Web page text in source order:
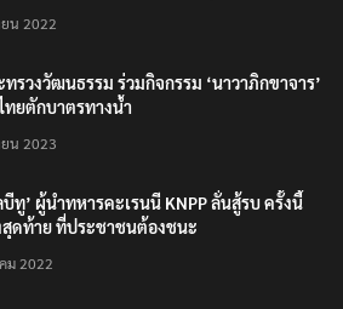
น 2022
รวงวัฒนธรรม ร่วมกิจกรรม ‘นาวาภิกขาจาร’
ทยตักบาตรทางน้ำ
น 2023
ทู’ ผู้นำทหารคะเรนนี KNPP ลั่นสู้รบ ครั้งนี้
สุดท้าย ที่ประชาชนต้องชนะ
ม 2022